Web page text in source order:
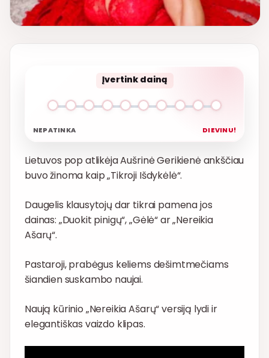
Įvertink dainą
NEPATINKA DIEVINU!
Lietuvos pop atlikėja Aušrinė Gerikienė ankščiau
buvo žinoma kaip „Tikroji Išdykėlė“.
Daugelis klausytojų dar tikrai pamena jos
dainas: „Duokit pinigų“, „Gėlė“ ar „Nereikia
Ašarų“.
Pastaroji, prabėgus keliems dešimtmečiams
šiandien suskambo naujai.
Naują kūrinio „Nereikia Ašarų“ versiją lydi ir
elegantiškas vaizdo klipas.